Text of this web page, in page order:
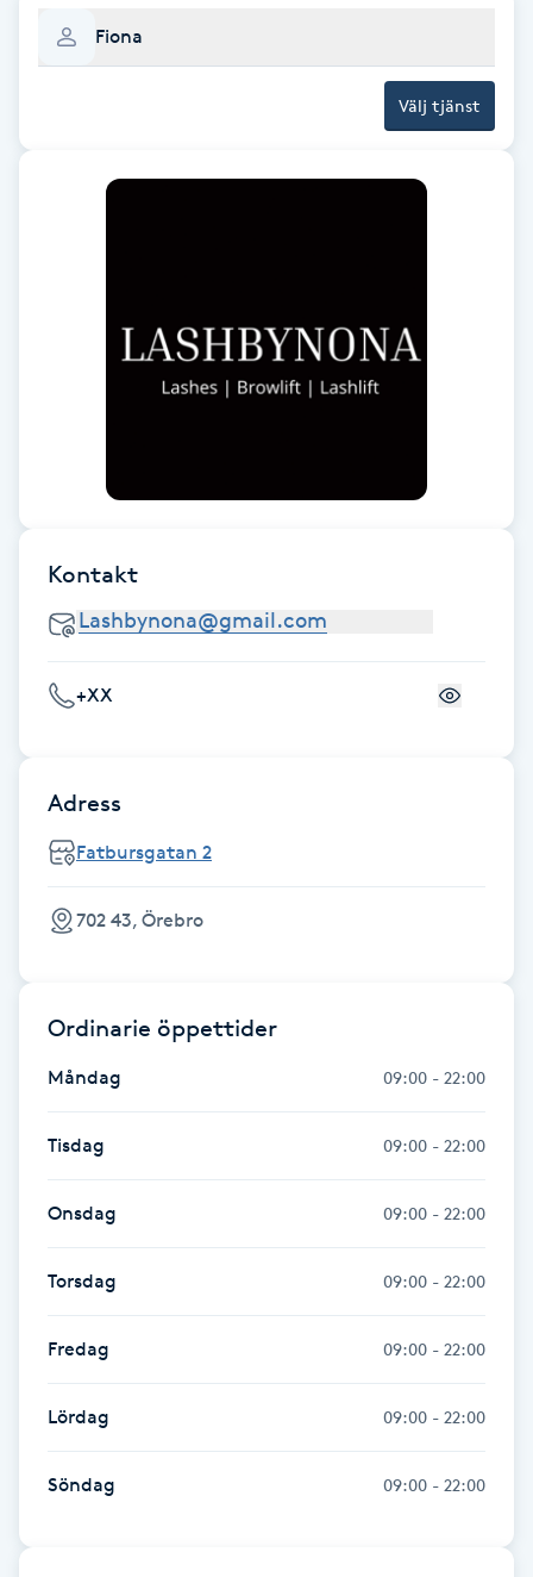
Faceliftmassage
Fibromassage
Fotmassage
Fotvård
Fransar
Fransborttagning
Fransförlängning
Fransförlängning Volym
Fransk manikyr
Fransrengöring
Frekvensterapi
Friskvård
Friskvårdsmassage
Frisör
Funktionsanalys
Färgning
Fiona
Välj tjänst
Kontakt
+XX
Adress
Fatbursgatan 2
702 43, Örebro
Ordinarie öppettider
Måndag 09:00 - 22:00
Tisdag 09:00 - 22:00
Onsdag 09:00 - 22:00
Torsdag 09:00 - 22:00
Fredag 09:00 - 22:00
Lördag 09:00 - 22:00
Söndag 09:00 - 22:00